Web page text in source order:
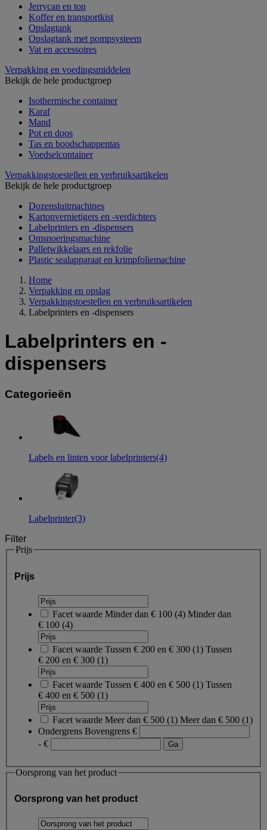
Jerrycan en ton
Koffer en transportkist
Opslagtank
Opslagtank met pompsysteem
Vat en accessoires
Verpakking en voedingsmiddelen
Bekijk de hele productgroep
Isothermische container
Karaf
Mand
Pot en doos
Tas en boodschappentas
Voedselcontainer
Verpakkingstoestellen en verbruiksartikelen
Bekijk de hele productgroep
Dozensluitmachines
Kartonvernietigers en -verdichters
Labelprinters en -dispensers
Omsnoeringsmachine
Palletwikkelaars en rekfolie
Plastic sealapparaat en krimpfoliemachine
Home
Verpakking en opslag
Verpakkingstoestellen en verbruiksartikelen
Labelprinters en -dispensers
Labelprinters en -
dispensers
Categorieën
Labels en linten voor labelprinters(4)
Labelprinter(3)
Filter
Prijs
Prijs
Facet waarde Minder dan € 100 (4) Minder dan
€ 100 (4)
Facet waarde Tussen € 200 en € 300 (1) Tussen
€ 200 en € 300 (1)
Facet waarde Tussen € 400 en € 500 (1) Tussen
€ 400 en € 500 (1)
Facet waarde Meer dan € 500 (1) Meer dan € 500 (1)
Ondergrens Bovengrens €
- €
Oorsprong van het product
Oorsprong van het product